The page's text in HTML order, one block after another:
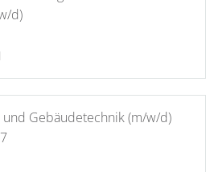
d)
Gebäudetechnik (m/w/d)